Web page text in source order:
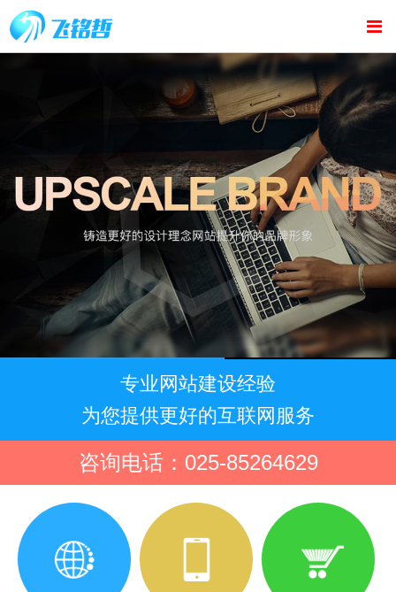
专业网站建设经验
为您提供更好的互联网服务
咨询电话：025-85264629